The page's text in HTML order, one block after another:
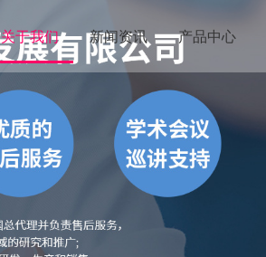
关于我们 新闻资讯 产品中心